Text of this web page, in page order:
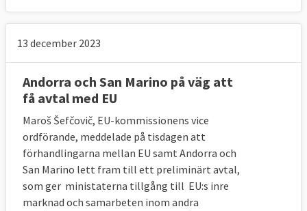
13 december 2023
Andorra och San Marino på väg att
få avtal med EU
Maroš Šefčovič, EU-kommissionens vice
ordförande, meddelade på tisdagen att
förhandlingarna mellan EU samt Andorra och
San Marino lett fram till ett preliminärt avtal,
som ger ministaterna tillgång till EU:s inre
marknad och samarbeten inom andra